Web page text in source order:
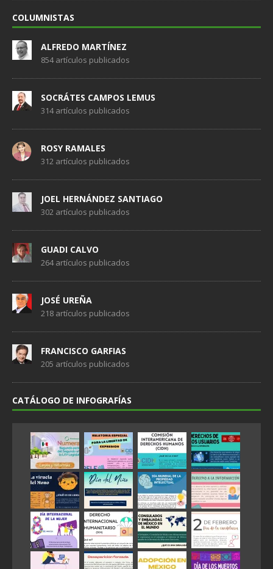
COLUMNISTAS
ALFREDO MARTÍNEZ
854 artículos publicados
SOCRÁTES CAMPOS LEMUS
314 artículos publicados
ROSY RAMALES
312 artículos publicados
JOEL HERNÁNDEZ SANTIAGO
302 artículos publicados
GUADI CALVO
264 artículos publicados
JOSÉ UREÑA
218 artículos publicados
FRANCISCO GARFIAS
205 artículos publicados
CATÁLOGO DE INFOGRAFÍAS